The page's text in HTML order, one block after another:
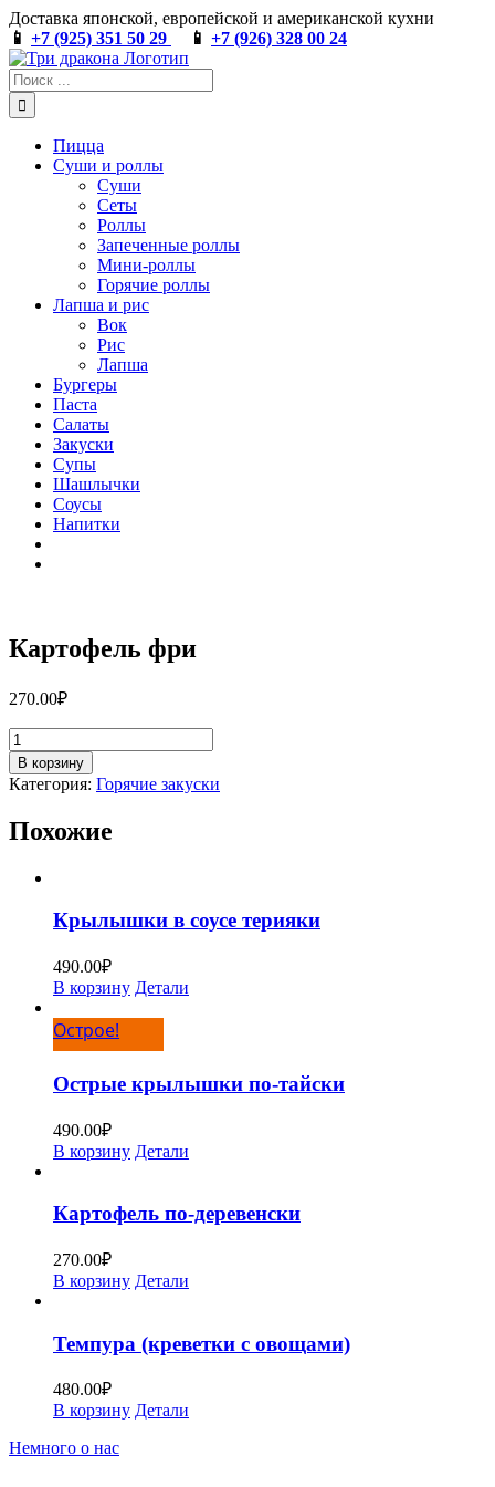
Skip
to
content
Доставка японской, европейской и американской кухни
📱 +7 (925) 351 50 29 📱 +7 (926) 328 00 24
Результат
поиска:
Пицца
Суши и роллы
Суши
Сеты
Роллы
Запеченные роллы
Мини-роллы
Горячие роллы
Лапша и рис
Вок
Рис
Лапша
Бургеры
Паста
Салаты
Закуски
Супы
Шашлычки
Соусы
Напитки
Картофель фри
270.00₽
Количество
товара
Картофель
фри
В корзину
Категория: Горячие закуски
Похожие
Крылышки в соусе терияки
490.00₽
В корзину Детали
Острое!
Острые крылышки по-тайски
490.00₽
В корзину Детали
Картофель по-деревенски
270.00₽
В корзину Детали
Темпура (креветки с овощами)
480.00₽
В корзину Детали
Немного о нас